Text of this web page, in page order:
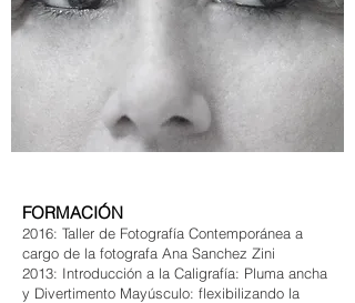
FORMACIÓN
2016: Taller de Fotografía Contemporánea a
cargo de la fotografa Ana Sanchez Zini
2013: Introducción a la Caligrafía: Pluma ancha
y Divertimento Mayúsculo: flexibilizando la